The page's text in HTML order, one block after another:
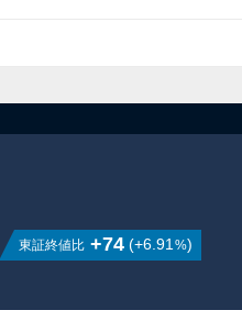
東証終値比 +74 (+6.91%)